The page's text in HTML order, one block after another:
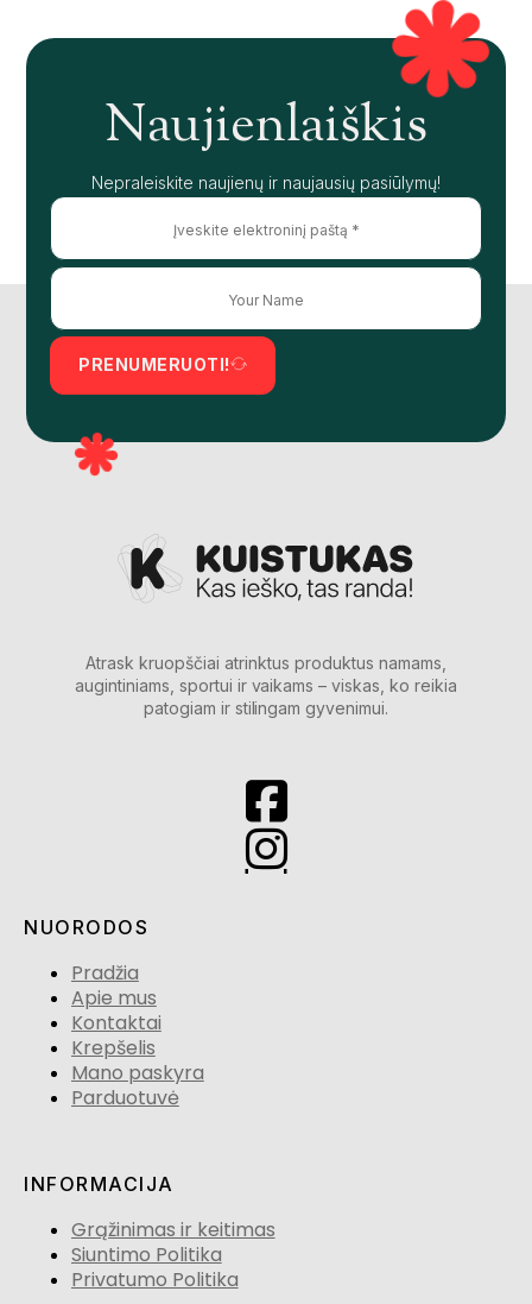
Naujienlaiškis
Nepraleiskite naujienų ir naujausių pasiūlymų!
PRENUMERUOTI!
Atrask kruopščiai atrinktus produktus namams,
augintiniams, sportui ir vaikams – viskas, ko reikia
patogiam ir stilingam gyvenimui.
NUORODOS
Pradžia
Apie mus
Kontaktai
Krepšelis
Mano paskyra
Parduotuvė
INFORMACIJA
Grąžinimas ir keitimas
Siuntimo Politika
Privatumo Politika